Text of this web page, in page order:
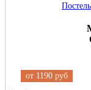
от 1190 руб